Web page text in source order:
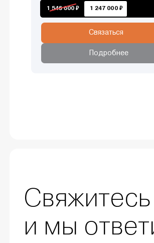
1 546 600 ₽ 1 247 000 ₽
Связаться
Подробнее
и мы